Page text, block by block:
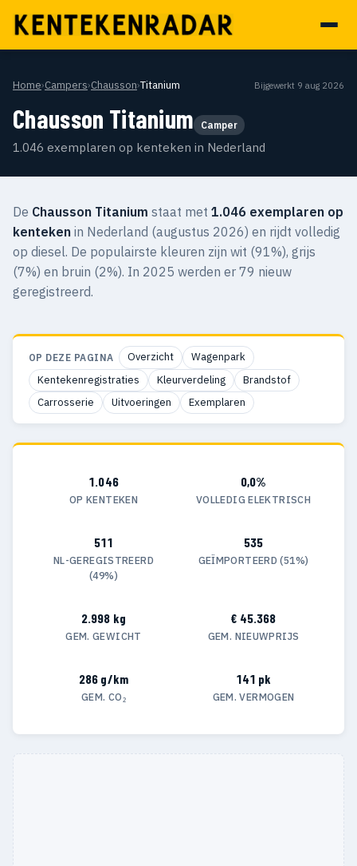
Home›Campers›Chausson›Titanium Bijgewerkt 9 aug 2026
Chausson Titanium Camper
1.046 exemplaren op kenteken in Nederland
De Chausson Titanium staat met 1.046 exemplaren op
kenteken in Nederland (augustus 2026) en rijdt volledig
op diesel. De populairste kleuren zijn wit (91%), grijs
(7%) en bruin (2%). In 2025 werden er 79 nieuw
geregistreerd.
OP DEZE PAGINA Overzicht
Wagenpark
Kentekenregistraties
Kleurverdeling
Brandstof
Carrosserie
Uitvoeringen Exemplaren
1.046
OP KENTEKEN
0,0%
VOLLEDIG ELEKTRISCH
511
NL-GEREGISTREERD
(49%)
535
GEÏMPORTEERD (51%)
2.998 kg
GEM. GEWICHT
€ 45.368
GEM. NIEUWPRIJS
286 g/km
GEM. CO₂
141 pk
GEM. VERMOGEN